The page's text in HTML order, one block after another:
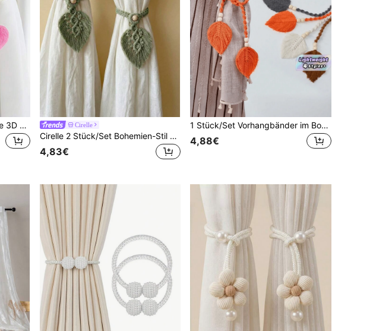
2 Stücke/1 Stück verstellbare 3D Plüsch Herz-förmige Vorhang Raffhalter, Garten Stil gemütliche Heim Dekoration, elegante Kunstperlen & Blumen Vorhang Raffhalter mit Kunstdiamant Akzenten, dekorative & praktische Vorhang Halter für Wohnzimmer & Schlafzimmer Cirelle
Cirelle 2 Stück/Set Bohemien-Stil Vorhang Bänder, handgewebte bunte Blatt Vorhang dekorative Schnallen, Vorhang Bindestricke, weiche Heim Dekoration Hängeornamente, Hochzeitsdekoration
4,83€
1 Stück/Set Vorhangbänder im Boho-Stil, handgewebte bunte Blatt-Vorhangdekorative Schnallen, Vorhangbindestricke, weiche Heim-Dekorationshängeornamente, Hochzeitsdekoration
4,88€